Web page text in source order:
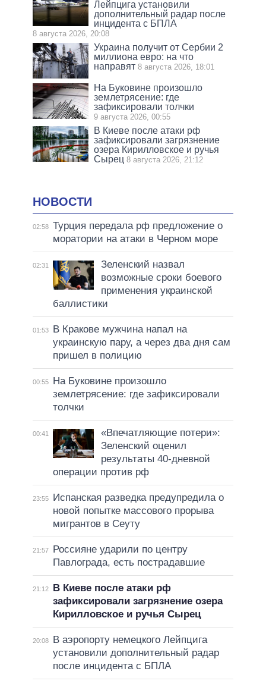
Лейпцига установили
дополнительный радар после
инцидента с БПЛА
8 августа 2026, 20:08
Украина получит от Сербии 2
миллиона евро: на что
направят 8 августа 2026, 18:01
На Буковине произошло
землетрясение: где
зафиксировали толчки
9 августа 2026, 00:55
В Киеве после атаки рф
зафиксировали загрязнение
озера Кирилловское и ручья
Сырец 8 августа 2026, 21:12
НОВОСТИ
02:58 Турция передала рф предложение о
моратории на атаки в Черном море
02:31
Зеленский назвал
возможные сроки боевого
применения украинской
баллистики
01:53
В Кракове мужчина напал на
украинскую пару, а через два дня сам
пришел в полицию
00:55
На Буковине произошло
землетрясение: где зафиксировали
толчки
00:41
«Впечатляющие потери»:
Зеленский оценил
результаты 40-дневной
операции против рф
23:55
Испанская разведка предупредила о
новой попытке массового прорыва
мигрантов в Сеуту
21:57
Россияне ударили по центру
Павлограда, есть пострадавшие
21:12
В Киеве после атаки рф
зафиксировали загрязнение озера
Кирилловское и ручья Сырец
20:08
В аэропорту немецкого Лейпцига
установили дополнительный радар
после инцидента с БПЛА